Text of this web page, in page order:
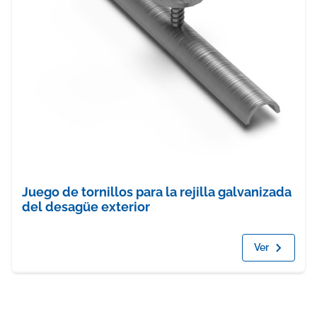
Juego de tornillos para la rejilla galvanizada
del desagüe exterior
Ver